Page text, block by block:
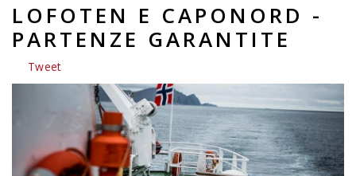
LOFOTEN E CAPONORD -
PARTENZE GARANTITE
Tweet